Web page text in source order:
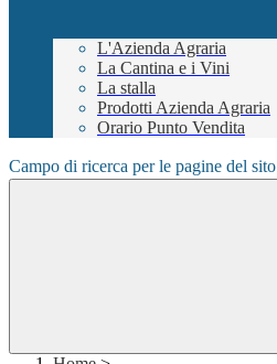
L'Azienda Agraria
La Cantina e i Vini
La stalla
Prodotti Azienda Agraria
Orario Punto Vendita
Campo di ricerca per le pagine del sito